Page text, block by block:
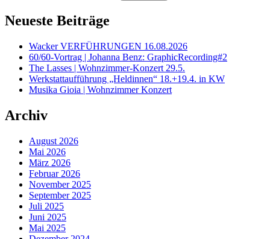
Neueste Beiträge
Wacker VERFÜHRUNGEN 16.08.2026
60/60-Vortrag | Johanna Benz: GraphicRecording#2
The Lasses | Wohnzimmer-Konzert 29.5.
Werkstattaufführung „Heldinnen“ 18.+19.4. in KW
Musika Gioia | Wohnzimmer Konzert
Archiv
August 2026
Mai 2026
März 2026
Februar 2026
November 2025
September 2025
Juli 2025
Juni 2025
Mai 2025